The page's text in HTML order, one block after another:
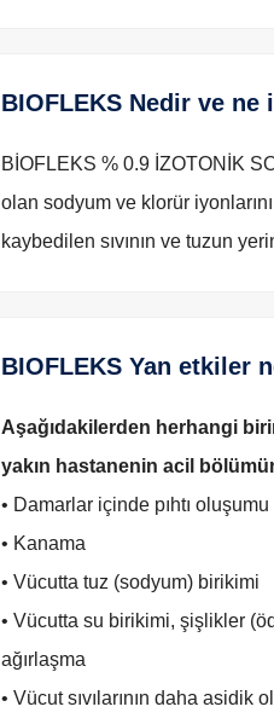
BIOFLEKS Nedir ve ne
BİOFLEKS % 0.9 İZOTONİK
olan sodyum ve klorür
kaybedilen sıvının ve tuzun
BIOFLEKS Yan etkiler
Aşağıdakilerden herhangi
yakın hastanenin acil
• Damarlar içinde pıhtı oluşumu
• Kanama
• Vücutta tuz (sodyum) birikimi
• Vücutta su birikimi, şişlikler
ağırlaşma
• Vücut sıvılarının daha asidik